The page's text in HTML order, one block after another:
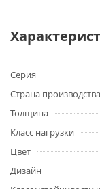
Серия
Страна производства
Толщина
Класс нагрузки
Цвет
Дизайн